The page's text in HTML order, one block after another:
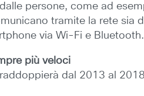
persone, come ad
tramite la rete sia
via Wi-Fi e Bluetooth.
più veloci
dal 2013 al